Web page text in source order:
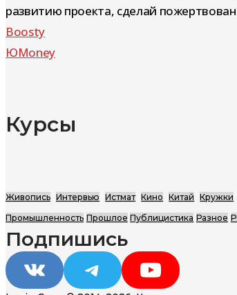
развитию проекта, сделай
Boosty
ЮMoney
Курсы
Живопись Интервью Истмат Кино Китай Кружки
Промышленность Прошлое Публицистика Разное
Подпишись
VK TelegramYouTube